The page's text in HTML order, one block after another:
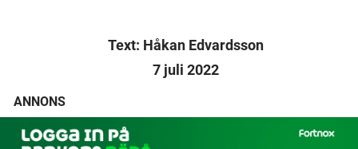
Text: Håkan Edvardsson
7 juli 2022
ANNONS